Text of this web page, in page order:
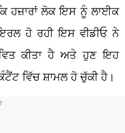
ਹਜ਼ਾਰਾਂ ਲੋਕ ਇਸ ਨੂੰ ਲਾਈਕ
ਹੋ ਰਹੀ ਇਸ ਵੀਡੀਓ ਨੇ
ਕੀਤਾ ਹੈ ਅਤੇ ਹੁਣ ਇਹ
ਵਿੱਚ ਸ਼ਾਮਲ ਹੋ ਚੁੱਕੀ ਹੈ।